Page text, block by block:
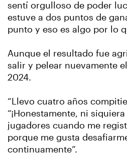
sentí orgulloso de poder
estuve a dos puntos de
punto y eso es algo por lo
Aunque el resultado fue
salir y pelear nuevamente
2024.
“Llevo cuatro años
“¡Honestamente, ni
jugadores cuando me
porque me gusta
continuamente”.